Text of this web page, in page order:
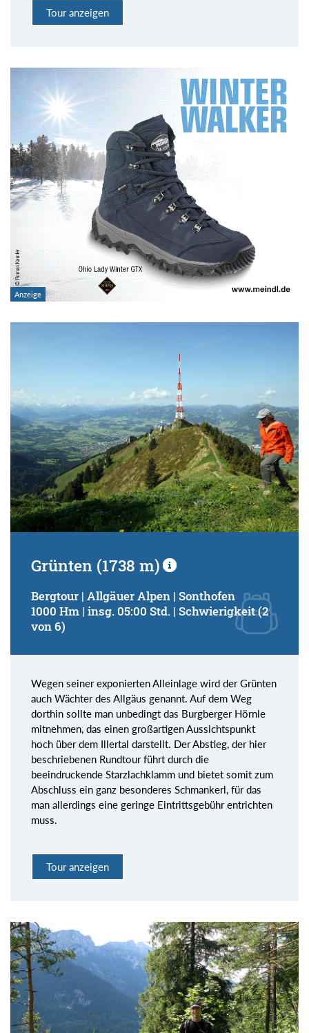
Tour anzeigen
Grünten (1738 m)
Bergtour | Allgäuer Alpen | Sonthofen
1000 Hm | insg. 05:00 Std. | Schwierigkeit (2
von 6)
Wegen seiner exponierten Alleinlage wird der Grünten
auch Wächter des Allgäus genannt. Auf dem Weg
dorthin sollte man unbedingt das Burgberger Hörnle
mitnehmen, das einen großartigen Aussichtspunkt
hoch über dem Illertal darstellt. Der Abstieg, der hier
beschriebenen Rundtour führt durch die
beeindruckende Starzlachklamm und bietet somit zum
Abschluss ein ganz besonderes Schmankerl, für das
man allerdings eine geringe Eintrittsgebühr entrichten
muss.
Tour anzeigen